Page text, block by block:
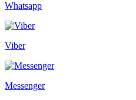
Whatsapp
Viber
Messenger